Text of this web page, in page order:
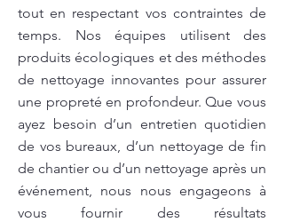
tout en respectant vos contraintes de
temps. Nos équipes utilisent des
produits écologiques et des méthodes
de nettoyage innovantes pour assurer
une propreté en profondeur. Que vous
ayez besoin d’un entretien quotidien
de vos bureaux, d’un nettoyage de fin
de chantier ou d’un nettoyage après un
événement, nous nous engageons à
vous fournir des résultats